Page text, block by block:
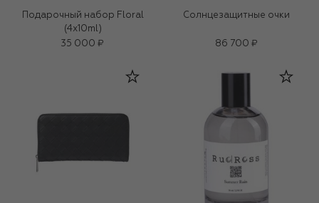
Подарочный набор Floral
(4x10ml)
35 000 ₽
Солнцезащитные очки
86 700 ₽